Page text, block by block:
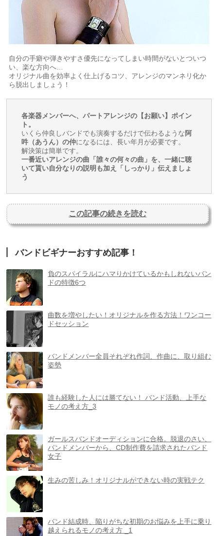
自分の手癖や弾きやすさ優先になってしまい時間がないとついつ
い、楽な方向へ…
オリジナル曲を効率よく仕上げるコツ、アレンジのマンネリ化か
ら脱出しましょう！
各楽器メンバーへ、パートアレンジの【お願い】ポイン
ト。
いくら仲良しバンドでも演奏するだけで伝わるような阿
吽（あうん）の仲になるには、長い年月が必要です。
解決策は簡単です。
一番近いアレンジの曲「誰々の何々の曲」を、一緒に聴
いて貰い自分なりの説明も加え「しっかり」伝えましょ
う
この記事の続きを読む
バンドビギナーおすすめ記事！
負のスパイラルにハマりかけているかもしれないバン
ドの特徴6つ
曲数を増やしたい！オリジナルを作る方法！ワンコー
ドセッション
バンドメンバー全員それぞれ作詞、作曲に、取り組む
姿勢
誰も経験した人には勝てない！ バンド活動、上手な
モノの考え方_3
ガールスバンドオーディションに合格。脱退のさい、
バンドメンバーから、CD制作費を請求されたバンド
女子
生みの苦しみ！オリジナルができない時の実戦テク
バンド結成時、陥りがちな初期のお悩みを上手に乗り
越えられるモノの考え方 _1